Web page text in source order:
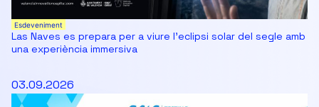
Esdeveniment
Las Naves es prepara per a viure l’eclipsi solar del segle amb
una experiència immersiva
03.09.2026